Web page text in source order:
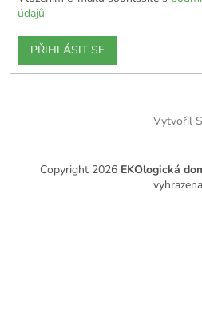
údajů
PŘIHLÁSIT SE
Vytvořil
Copyright 2026 EKOlogická